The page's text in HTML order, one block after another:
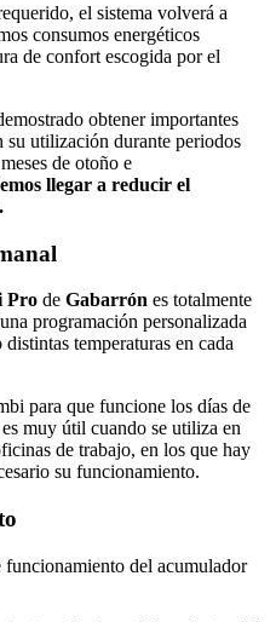
el sistema volverá a
consumos energéticos
de confort escogida por el
obtener importantes
su utilización durante periodos
de otoño e
llegar a reducir el
Pro de Gabarrón es totalmente
programación personalizada
temperaturas en cada
para que funcione los días de
muy útil cuando se utiliza en
de trabajo, en los que hay
su funcionamiento.
del acumulador